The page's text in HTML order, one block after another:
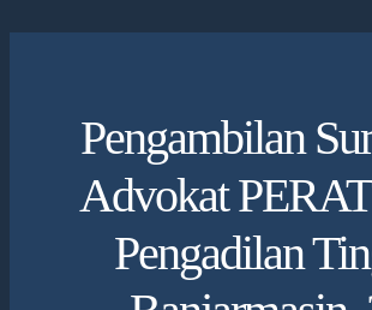
Pengambilan
Advokat
Pengadilan